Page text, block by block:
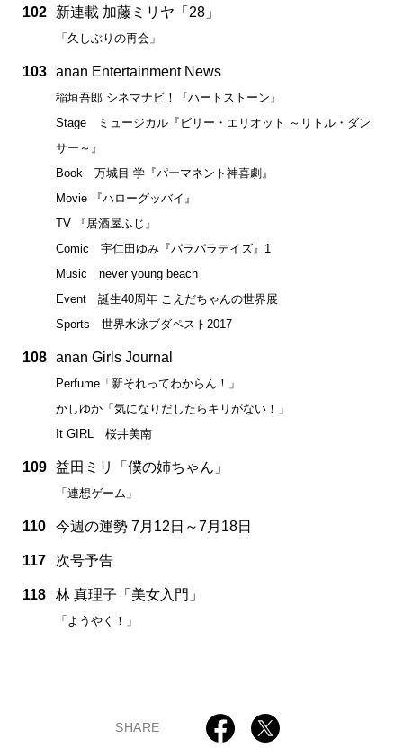
102 新連載 加藤ミリヤ「28」
「久しぶりの再会」
103 anan Entertainment News
稲垣吾郎 シネマナビ！『ハートストーン』
Stage ミュージカル『ビリー・エリオット ～リトル・ダン
サー～』
Book 万城目 学『パーマネント神喜劇』
Movie 『ハローグッバイ』
TV 『居酒屋ふじ』
Comic 宇仁田ゆみ『パラパラデイズ』1
Music never young beach
Event 誕生40周年 こえだちゃんの世界展
Sports 世界水泳ブダペスト2017
108 anan Girls Journal
Perfume「新それってわからん！」
かしゆか「気になりだしたらキリがない！」
It GIRL 桜井美南
109 益田ミリ「僕の姉ちゃん」
「連想ゲーム」
110 今週の運勢 7月12日～7月18日
117 次号予告
118 林 真理子「美女入門」
「ようやく！」
SHARE